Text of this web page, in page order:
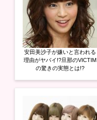
ま
す
)
安田美沙子が嫌いと言われる
理由がヤバイ!?旦那のVICTIM
の驚きの実態とは!?